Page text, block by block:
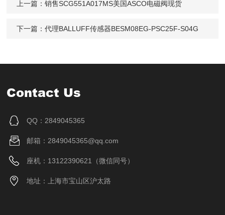
上一篇：销售SCG551A017MS美国ASCO电磁阀现货
下一篇：代理BALLUFF传感器BESM08EG-PSC25F-S04G
Contact Us
QQ：2849045365
邮箱：2849045365@qq.com
座机：13122390621（微信同号）
地址：上海市宝山区沪太路